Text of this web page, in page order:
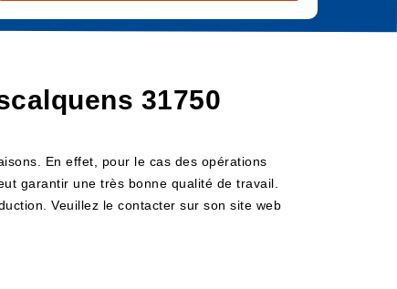
31750
En effet, pour le cas des opérations
garantir une très bonne qualité de travail.
Veuillez le contacter sur son site web